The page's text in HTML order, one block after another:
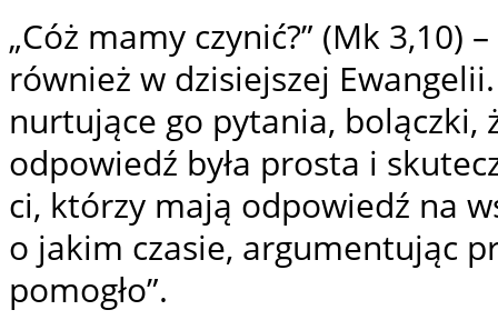
„Cóż mamy czynić?” (Mk
również w dzisiejszej
nurtujące go pytania,
odpowiedź była prosta i
ci, którzy mają odpowiedź na
o jakim czasie, argumentując
pomogło”.